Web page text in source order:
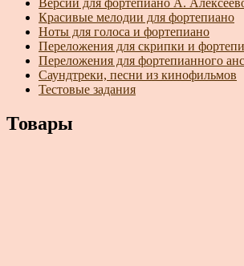
Версии для фортепиано А.
Красивые мелодии для фортепиано
Ноты для голоса и фортепиано
Переложения для скрипки и
Переложения для фортепианного
Саундтреки, песни из кинофильмов
Тестовые задания
Товары